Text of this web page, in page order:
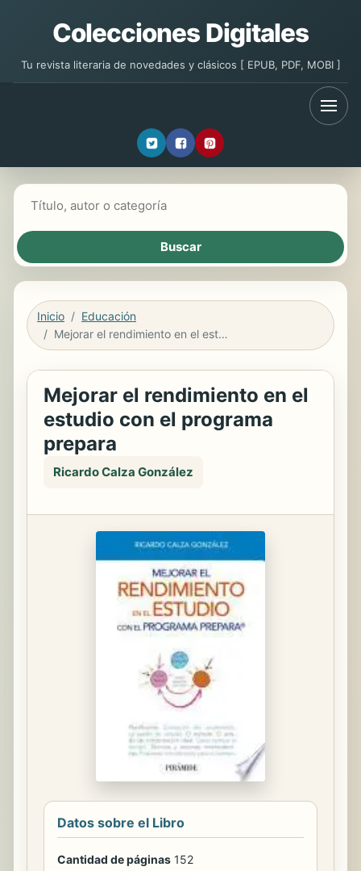
Colecciones Digitales
Tu revista literaria de novedades y clásicos [ EPUB, PDF, MOBI ]
Inicio
Educación
Mejorar el rendimiento en el estudio con el programa prepara
Mejorar el rendimiento en el
estudio con el programa
prepara
Ricardo Calza González
Datos sobre el Libro
Cantidad de páginas 152